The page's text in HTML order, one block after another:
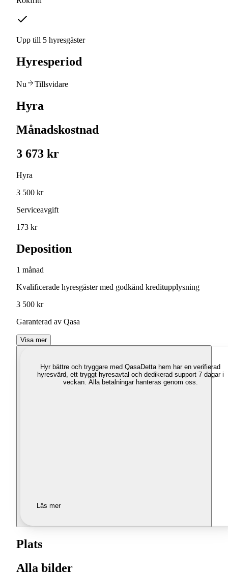
Upp till 5 hyresgäster
Hyresperiod
Nu Tillsvidare
Hyra
Månadskostnad
3 673 kr
Hyra
3 500 kr
Serviceavgift
173 kr
Deposition
1 månad
Kvalificerade hyresgäster med godkänd kreditupplysning
3 500 kr
Garanterad av Qasa
Visa mer
Hyr bättre och tryggare med QasaDetta hem har en verifierad
hyresvärd, ett tryggt hyresavtal och dedikerad support 7 dagar i
veckan. Alla betalningar hanteras genom oss.
Läs mer
Plats
Alla bilder